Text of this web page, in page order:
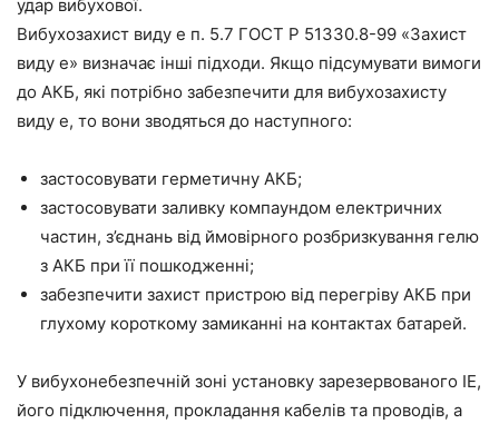
удар вибухової.
Вибухозахист виду е п. 5.7 ГОСТ Р 51330.8-99 «Захист
виду е» визначає інші підходи. Якщо підсумувати вимоги
до АКБ, які потрібно забезпечити для вибухозахисту
виду е, то вони зводяться до наступного:
застосовувати герметичну АКБ;
застосовувати заливку компаундом електричних
частин, з’єднань від ймовірного розбризкування гелю
з АКБ при її пошкодженні;
забезпечити захист пристрою від перегріву АКБ при
глухому короткому замиканні на контактах батарей.
У вибухонебезпечній зоні установку зарезервованого ІЕ,
його підключення, прокладання кабелів та проводів, а